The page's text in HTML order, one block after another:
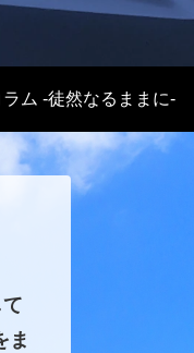
ラム -徒然なるままに-
ま